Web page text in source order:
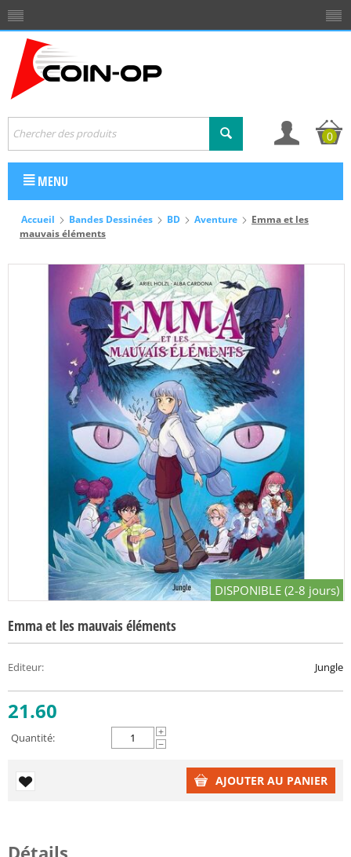
0
MENU
Accueil Bandes Dessinées BD Aventure
Emma et les
mauvais éléments
DISPONIBLE (2-8 jours)
Emma et les mauvais éléments
Editeur: Jungle
21.60
Quantité:
+
−
AJOUTER AU PANIER
Détails